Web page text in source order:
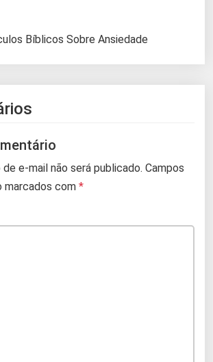
Bíblicos Sobre Ansiedade
e-mail não será publicado. Campos
marcados com *